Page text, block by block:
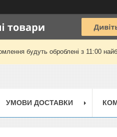
будуть оброблені з 11:00
УМОВИ ДОСТАВКИ